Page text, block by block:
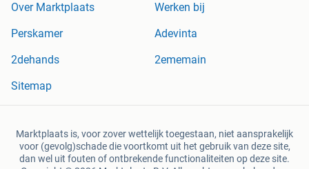
Over Marktplaats
Werken bij
Perskamer
Adevinta
2dehands
2ememain
Sitemap
Marktplaats is, voor zover wettelijk toegestaan, niet aansprakelijk
voor (gevolg)schade die voortkomt uit het gebruik van deze site,
dan wel uit fouten of ontbrekende functionaliteiten op deze site.